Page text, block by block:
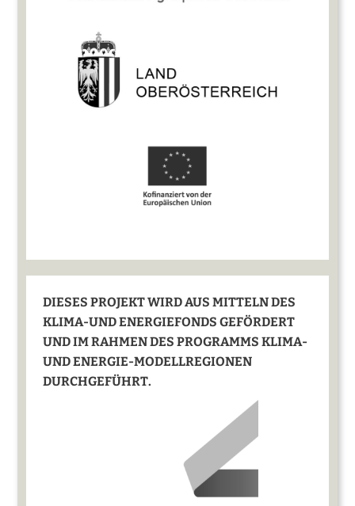
DIESES PROJEKT WIRD AUS MITTELN DES
KLIMA-UND ENERGIEFONDS GEFÖRDERT
UND IM RAHMEN DES PROGRAMMS KLIMA-
UND ENERGIE-MODELLREGIONEN
DURCHGEFÜHRT.